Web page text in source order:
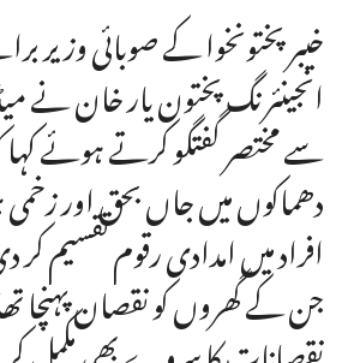
خیبر پختونخوا کے صوبائی وزیر
انجینئرنگ پختون یار خان نے
سے مختصر گفتگو کرتے ہوئے
دھماکوں میں جاں بحق اور
افراد میں امدادی رقوم تقسیم کر
جن کے گھروں کو نقصان پہنچا